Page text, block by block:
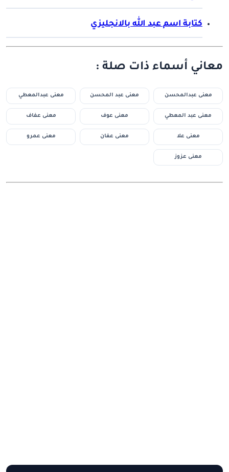
كتابة اسم عبد الله بالانجليزي
معاني أسماء ذات صلة :
معنى عبدالمحسن معنى عبد المحسن معنى عبدالمعطي
معنى عبد المعطي معنى عوف معنى عفاف
معنى علا معنى عفان معنى عمرو
معنى عزوز